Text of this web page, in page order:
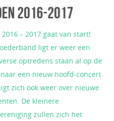
2016-2017
– 2017 gaat van start!
ligt er weer een
optredens staan al op de
een nieuw hoofd-concert
zich ook weer over nieuwe
De kleinere
zullen zich het